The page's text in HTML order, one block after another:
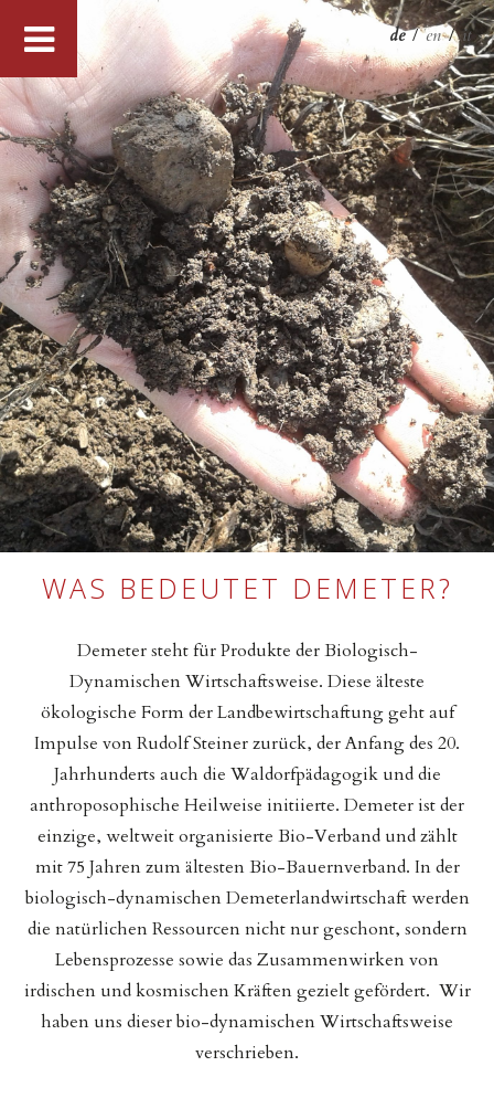
de/en/it
WAS BEDEUTET DEMETER?
Demeter steht für Produkte der Biologisch-
Dynamischen Wirtschaftsweise. Diese älteste
ökologische Form der Landbewirtschaftung geht auf
Impulse von Rudolf Steiner zurück, der Anfang des 20.
Jahrhunderts auch die Waldorfpädagogik und die
anthroposophische Heilweise initiierte. Demeter ist der
einzige, weltweit organisierte Bio-Verband und zählt
mit 75 Jahren zum ältesten Bio-Bauernverband. In der
biologisch-dynamischen Demeterlandwirtschaft werden
die natürlichen Ressourcen nicht nur geschont, sondern
Lebensprozesse sowie das Zusammenwirken von
irdischen und kosmischen Kräften gezielt gefördert. Wir
haben uns dieser bio-dynamischen Wirtschaftsweise
verschrieben.